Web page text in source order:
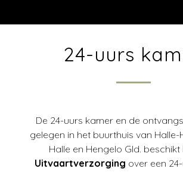
24-uurs
De 24-uurs kamer en de
gelegen in het buurthuis van Halle-
Halle en Hengelo Gld. beschikt
Uitvaartverzorging over een